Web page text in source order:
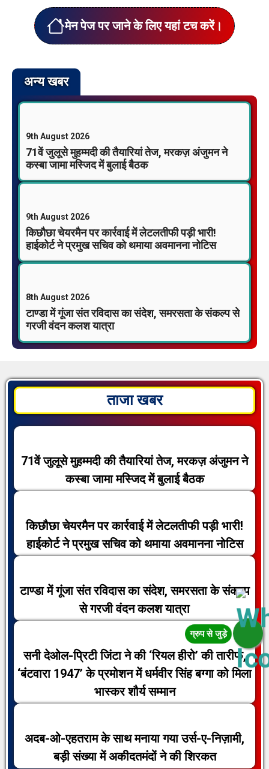
मेन पेज पर जाने के लिए यहां टच करें।
अन्य खबर
9th August 2026
71वें जुलूसे मुहम्मदी की तैयारियां तेज, मरकज़ अंजुमन ने
कस्बा जामा मस्जिद में बुलाई बैठक
9th August 2026
किछौछा चेयरमैन पर कार्रवाई में लेटलतीफी पड़ी भारी!
हाईकोर्ट ने प्रमुख सचिव को थमाया अवमानना नोटिस
8th August 2026
टाण्डा में गूंजा संत रविदास का संदेश, समरसता के संकल्प से
गरजी वंदन कलश यात्रा
ताजा खबर
71वें जुलूसे मुहम्मदी की तैयारियां तेज, मरकज़ अंजुमन ने
कस्बा जामा मस्जिद में बुलाई बैठक
किछौछा चेयरमैन पर कार्रवाई में लेटलतीफी पड़ी भारी!
हाईकोर्ट ने प्रमुख सचिव को थमाया अवमानना नोटिस
टाण्डा में गूंजा संत रविदास का संदेश, समरसता के संकल्प
से गरजी वंदन कलश यात्रा
सनी देओल-प्रिटी जिंटा ने की ‘रियल हीरो’ की तारीफ,
‘बंटवारा 1947’ के प्रमोशन में धर्मवीर सिंह बग्गा को मिला
भास्कर शौर्य सम्मान
अदब-ओ-एहतराम के साथ मनाया गया उर्स-ए-निज़ामी,
बड़ी संख्या में अकीदतमंदों ने की शिरकत